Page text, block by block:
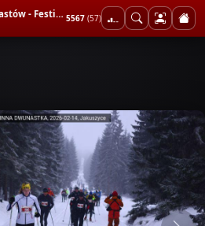
50. Bieg Piastów - Festiwal Narciarstwa Biegowego RODZINNA DWUNASTKA 5567 (57)